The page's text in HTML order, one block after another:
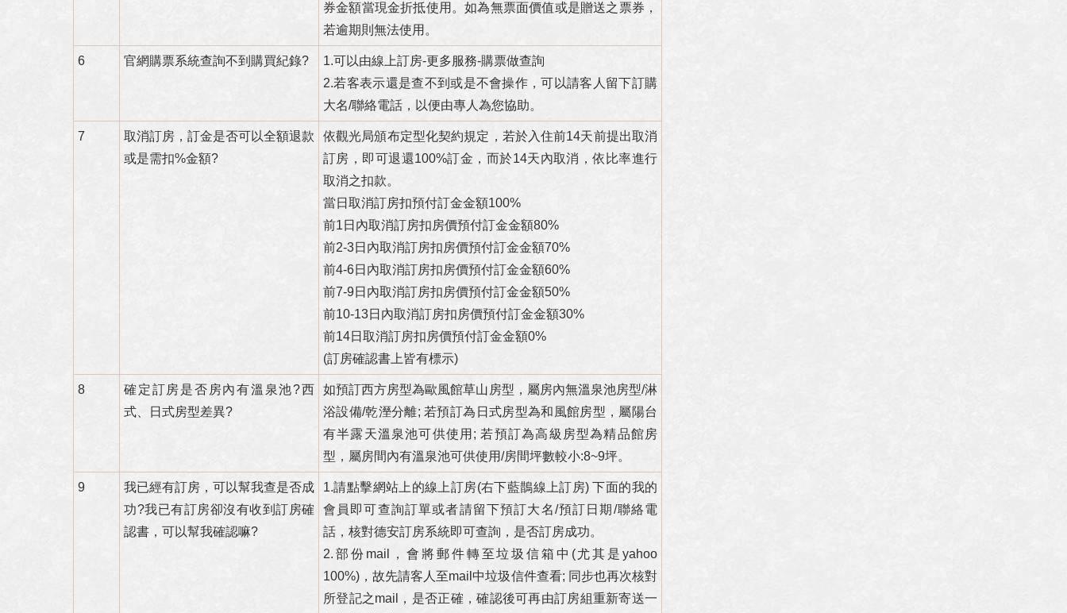
券金額當現金折抵使用。如為無票面價值或是贈送之票券，
若逾期則無法使用。
6 官網購票系統查詢不到購買紀錄?
1.可以由線上訂房-更多服務-購票做查詢
2.若客表示還是查不到或是不會操作，可以請客人留下訂購
大名/聯絡電話，以便由專人為您協助。
7
取消訂房，訂金是否可以全額退款
或是需扣%金額?
依觀光局頒布定型化契約規定，若於入住前14天前提出取消
訂房，即可退還100%訂金，而於14天內取消，依比率進行
取消之扣款。
當日取消訂房扣預付訂金金額100%
前1日內取消訂房扣房價預付訂金金額80%
前2-3日內取消訂房扣房價預付訂金金額70%
前4-6日內取消訂房扣房價預付訂金金額60%
前7-9日內取消訂房扣房價預付訂金金額50%
前10-13日內取消訂房扣房價預付訂金金額30%
前14日取消訂房扣房價預付訂金金額0%
(訂房確認書上皆有標示)
8
確定訂房是否房內有溫泉池?西
式、日式房型差異?
如預訂西方房型為歐風館草山房型，屬房內無溫泉池房型/淋
浴設備/乾溼分離; 若預訂為日式房型為和風館房型，屬陽台
有半露天溫泉池可供使用; 若預訂為高級房型為精品館房
型，屬房間內有溫泉池可供使用/房間坪數較小:8~9坪。
9
我已經有訂房，可以幫我查是否成
功?我已有訂房卻沒有收到訂房確
認書，可以幫我確認嘛?
1.請點擊網站上的線上訂房(右下藍鵲線上訂房) 下面的我的
會員即可查詢訂單或者請留下預訂大名/預訂日期/聯絡電
話，核對德安訂房系統即可查詢，是否訂房成功。
2.部份mail，會將郵件轉至垃圾信箱中(尤其是yahoo
100%)，故先請客人至mail中垃圾信件查看; 同步也再次核對
所登記之mail，是否正確，確認後可再由訂房組重新寄送一